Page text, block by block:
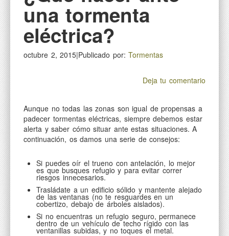
una tormenta
eléctrica?
octubre 2, 2015|Publicado por:Tormentas
Deja tu comentario
Aunque no todas las zonas son igual de propensas a
padecer tormentas eléctricas, siempre debemos estar
alerta y saber cómo situar ante estas situaciones. A
continuación, os damos una serie de consejos:
Si puedes oír el trueno con antelación, lo mejor
es que busques refugio y para evitar correr
riesgos innecesarios.
Trasládate a un edificio sólido y mantente alejado
de las ventanas (no te resguardes en un
cobertizo, debajo de árboles aislados).
Si no encuentras un refugio seguro, permanece
dentro de un vehículo de techo rígido con las
ventanillas subidas, y no toques el metal.